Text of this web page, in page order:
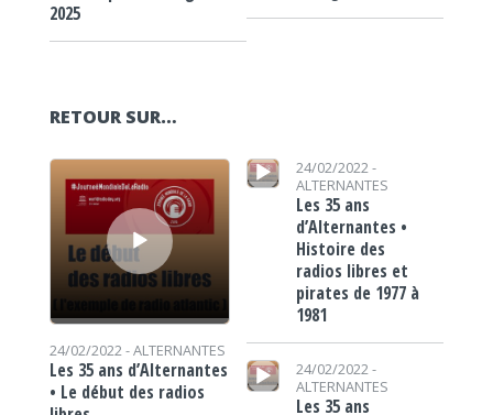
2025
RETOUR SUR…
Lecteur audio
24/02/2022 -ALTERNANTES
Les 35 ans d’Alternantes
• Le début des radios
Lecteur audio
24/02/2022 -
ALTERNANTES
Les 35 ans
d’Alternantes •
Histoire des
radios libres et
pirates de 1977 à
1981
Lecteur audio
24/02/2022 -
ALTERNANTES
Les 35 ans